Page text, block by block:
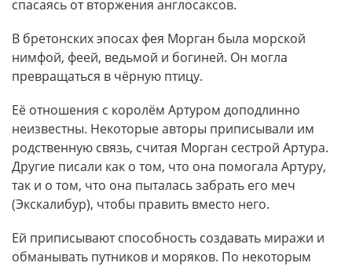
спасаясь от вторжения англосаксов.
В бретонских эпосах фея Морган была морской
нимфой, феей, ведьмой и богиней. Он могла
превращаться в чёрную птицу.
Её отношения с королём Артуром доподлинно
неизвестны. Некоторые авторы приписывали им
родственную связь, считая Морган сестрой Артура.
Другие писали как о том, что она помогала Артуру,
так и о том, что она пыталась забрать его меч
(Экскалибур), чтобы править вместо него.
Ей приписывают способность создавать миражи и
обманывать путников и моряков. По некоторым